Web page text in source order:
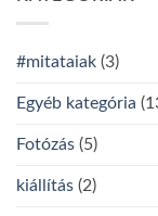
#mitataiak (3)
Egyéb kategória
Fotózás (5)
kiállítás (2)